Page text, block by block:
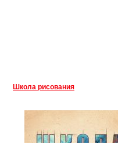
Школа рисования